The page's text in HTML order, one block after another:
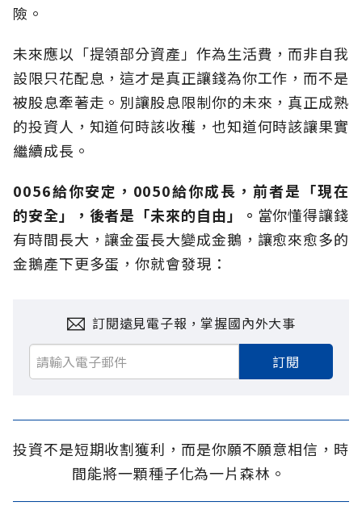
險。
未來應以「提領部分資產」作為生活費，而非自我
設限只花配息，這才是真正讓錢為你工作，而不是
被股息牽著走。別讓股息限制你的未來，真正成熟
的投資人，知道何時該收穫，也知道何時該讓果實
繼續成長。
0056給你安定，0050給你成長，前者是「現在
的安全」，後者是「未來的自由」。 當你懂得讓錢
有時間長大，讓金蛋長大變成金鵝，讓愈來愈多的
金鵝產下更多蛋，你就會發現：
訂閱遠見電子報，掌握國內外大事
訂閱
投資不是短期收割獲利，而是你願不願意相信，時
間能將一顆種子化為一片森林。